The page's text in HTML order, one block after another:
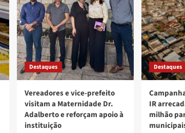
Destaques
Vereadores e vice-prefeito
visitam a Maternidade Dr.
Adalberto e reforçam apoio à
instituição
Destaques
IR
milhão